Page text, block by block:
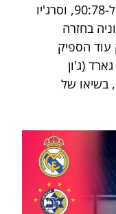
4:30 דקות מהבאזר. מכבי הקטינה ל-90:78, וסרג'יו
בחזרה
הספיק
(ג'ון
בשיאו של